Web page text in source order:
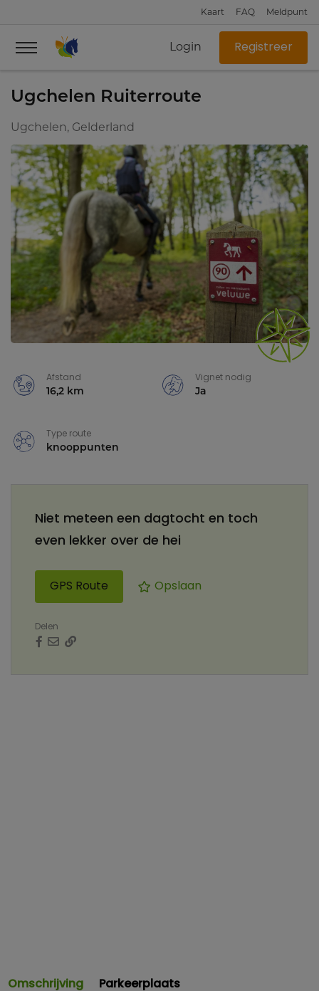
Kaart FAQ Meldpunt
Login Registreer
Ugchelen Ruiterroute
Ugchelen, Gelderland
Afstand
16,2 km
Vignet nodig
Ja
Type route
knooppunten
Niet meteen een dagtocht en toch
even lekker over de hei
GPS Route Opslaan
Delen
Omschrijving Parkeerplaats